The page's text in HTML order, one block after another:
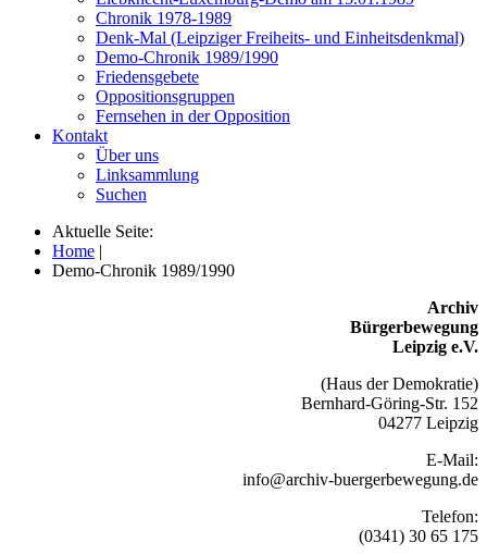
Chronik 1978-1989
Denk-Mal (Leipziger Freiheits- und Einheitsdenkmal)
Demo-Chronik 1989/1990
Friedensgebete
Oppositionsgruppen
Fernsehen in der Opposition
Kontakt
Über uns
Linksammlung
Suchen
Aktuelle Seite:
Home |
Demo-Chronik 1989/1990
Archiv
Bürgerbewegung
Leipzig e.V.
(Haus der Demokratie)
Bernhard-Göring-Str. 152
04277 Leipzig
E-Mail:
info@archiv-buergerbewegung.de
Telefon:
(0341) 30 65 175